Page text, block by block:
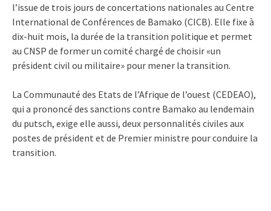
l’issue de trois jours de concertations nationales au Centre
International de Conférences de Bamako (CICB). Elle fixe à
dix-huit mois, la durée de la transition politique et permet
au CNSP de former un comité chargé de choisir «un
président civil ou militaire» pour mener la transition.
La Communauté des Etats de l’Afrique de l’ouest (CEDEAO),
qui a prononcé des sanctions contre Bamako au lendemain
du putsch, exige elle aussi, deux personnalités civiles aux
postes de président et de Premier ministre pour conduire la
transition.